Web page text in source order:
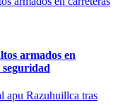
armados en